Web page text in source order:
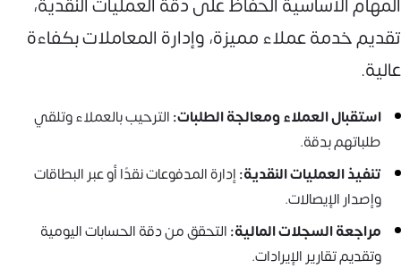
تقديم خدمة عملاء مميزة، وإدارة المعاملات بكفاءة
عالية.
استقبال العملاء ومعالجة الطلبات:الترحيب بالعملاء وتلقي
طلباتهم بدقة.
تنفيذ العمليات النقدية:إدارة المدفوعات نقدًا أو عبر البطاقات
وإصدار الإيصالات.
مراجعة السجلات المالية:التحقق من دقة الحسابات اليومية
وتقديم تقارير الإيرادات.